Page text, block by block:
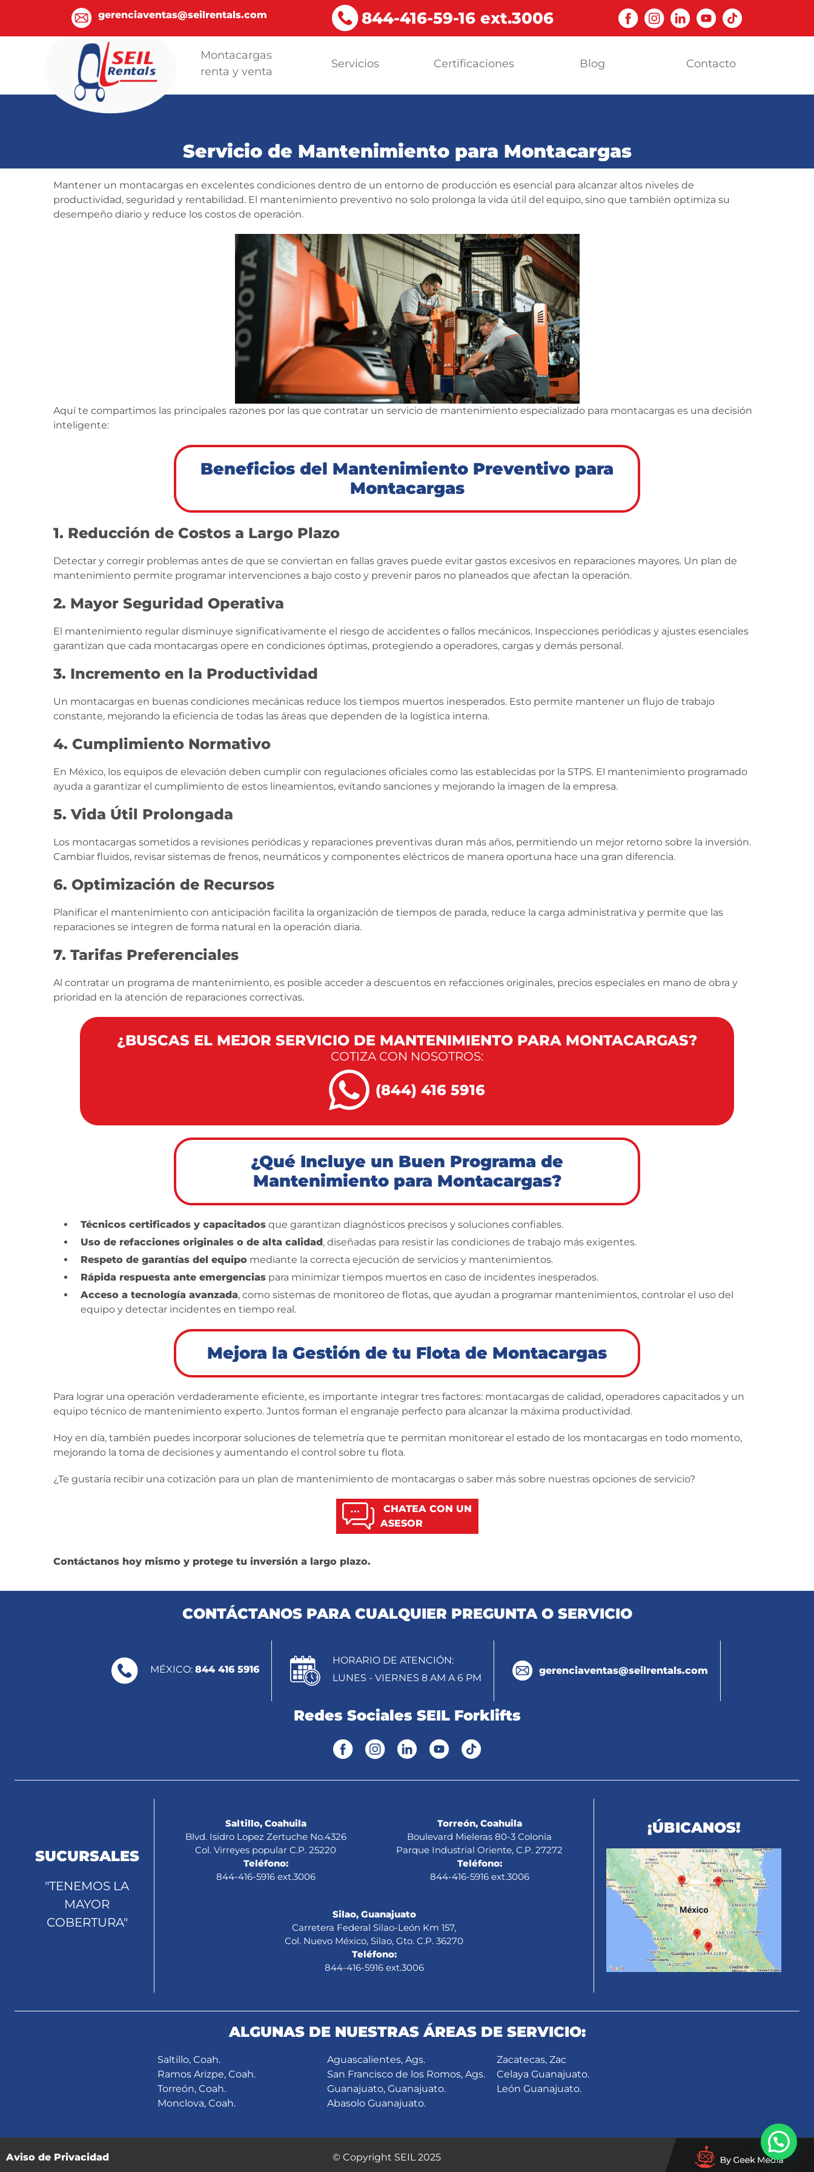
gerenciaventas@seilrentals.com 844-416-59-16 ext.3006
Montacargas
renta y venta
Servicios Certificaciones Blog Contacto
Servicio de Mantenimiento para Montacargas
Mantener un montacargas en excelentes condiciones dentro de un entorno de producción es esencial para alcanzar altos niveles de
productividad, seguridad y rentabilidad. El mantenimiento preventivo no solo prolonga la vida útil del equipo, sino que también optimiza su
desempeño diario y reduce los costos de operación.
Aquí te compartimos las principales razones por las que contratar un servicio de mantenimiento especializado para montacargas es una decisión
inteligente:
Beneficios del Mantenimiento Preventivo para
Montacargas
1. Reducción de Costos a Largo Plazo
Detectar y corregir problemas antes de que se conviertan en fallas graves puede evitar gastos excesivos en reparaciones mayores. Un plan de
mantenimiento permite programar intervenciones a bajo costo y prevenir paros no planeados que afectan la operación.
2. Mayor Seguridad Operativa
El mantenimiento regular disminuye significativamente el riesgo de accidentes o fallos mecánicos. Inspecciones periódicas y ajustes esenciales
garantizan que cada montacargas opere en condiciones óptimas, protegiendo a operadores, cargas y demás personal.
3. Incremento en la Productividad
Un montacargas en buenas condiciones mecánicas reduce los tiempos muertos inesperados. Esto permite mantener un flujo de trabajo
constante, mejorando la eficiencia de todas las áreas que dependen de la logística interna.
4. Cumplimiento Normativo
En México, los equipos de elevación deben cumplir con regulaciones oficiales como las establecidas por la STPS. El mantenimiento programado
ayuda a garantizar el cumplimiento de estos lineamientos, evitando sanciones y mejorando la imagen de la empresa.
5. Vida Útil Prolongada
Los montacargas sometidos a revisiones periódicas y reparaciones preventivas duran más años, permitiendo un mejor retorno sobre la inversión.
Cambiar fluidos, revisar sistemas de frenos, neumáticos y componentes eléctricos de manera oportuna hace una gran diferencia.
6. Optimización de Recursos
Planificar el mantenimiento con anticipación facilita la organización de tiempos de parada, reduce la carga administrativa y permite que las
reparaciones se integren de forma natural en la operación diaria.
7. Tarifas Preferenciales
Al contratar un programa de mantenimiento, es posible acceder a descuentos en refacciones originales, precios especiales en mano de obra y
prioridad en la atención de reparaciones correctivas.
¿BUSCAS EL MEJOR SERVICIO DE MANTENIMIENTO PARA MONTACARGAS?
COTIZA CON NOSOTROS:
(844) 416 5916
¿Qué Incluye un Buen Programa de
Mantenimiento para Montacargas?
Técnicos certificados y capacitados que garantizan diagnósticos precisos y soluciones confiables.
Uso de refacciones originales o de alta calidad, diseñadas para resistir las condiciones de trabajo más exigentes.
Respeto de garantías del equipo mediante la correcta ejecución de servicios y mantenimientos.
Rápida respuesta ante emergencias para minimizar tiempos muertos en caso de incidentes inesperados.
Acceso a tecnología avanzada, como sistemas de monitoreo de flotas, que ayudan a programar mantenimientos, controlar el uso del
equipo y detectar incidentes en tiempo real.
Mejora la Gestión de tu Flota de Montacargas
Para lograr una operación verdaderamente eficiente, es importante integrar tres factores: montacargas de calidad, operadores capacitados y un
equipo técnico de mantenimiento experto. Juntos forman el engranaje perfecto para alcanzar la máxima productividad.
Hoy en día, también puedes incorporar soluciones de telemetría que te permitan monitorear el estado de los montacargas en todo momento,
mejorando la toma de decisiones y aumentando el control sobre tu flota.
¿Te gustaría recibir una cotización para un plan de mantenimiento de montacargas o saber más sobre nuestras opciones de servicio?
CHATEA CON UN
ASESOR
Contáctanos hoy mismo y protege tu inversión a largo plazo.
CONTÁCTANOS PARA CUALQUIER PREGUNTA O SERVICIO
MÉXICO: 844 416 5916
HORARIO DE ATENCIÓN:
LUNES - VIERNES 8 AM A 6 PM
gerenciaventas@seilrentals.com
Redes Sociales SEIL Forklifts
SUCURSALES
"TENEMOS LA
MAYOR
COBERTURA"
Saltillo, Coahuila
Blvd. Isidro Lopez Zertuche No.4326
Col. Virreyes popular C.P. 25220
Teléfono:
844-416-5916 ext.3006
Torreón, Coahuila
Boulevard Mieleras 80-3 Colonia
Parque Industrial Oriente, C.P. 27272
Teléfono:
844-416-5916 ext.3006
Silao, Guanajuato
Carretera Federal Silao-León Km 157,
Col. Nuevo México, Silao, Gto. C.P. 36270
Teléfono:
844-416-5916 ext.3006
¡ÚBICANOS!
ALGUNAS DE NUESTRAS ÁREAS DE SERVICIO:
Saltillo, Coah.
Ramos Arizpe, Coah.
Torreón, Coah.
Monclova, Coah.
Aguascalientes, Ags.
San Francisco de los Romos, Ags.
Guanajuato, Guanajuato.
Abasolo Guanajuato.
Zacatecas, Zac
Celaya Guanajuato.
León Guanajuato.
Aviso de Privacidad © Copyright SEIL 2025